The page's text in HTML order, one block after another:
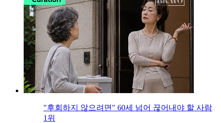
"후회하지 않으려면" 60세 넘어 끊어내야 할 사람
1위